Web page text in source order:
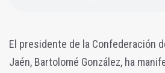
El presidente de la Confederación
Jaén, Bartolomé González, ha